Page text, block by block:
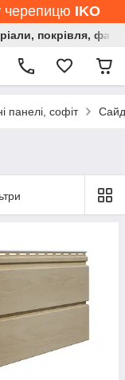
черепицю IKO
покрівля,
панелі, софіт